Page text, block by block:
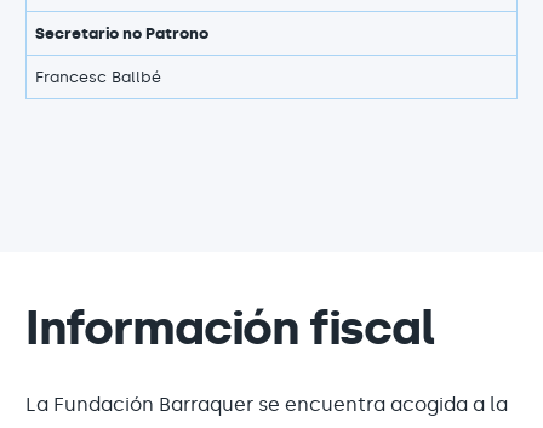
Secretario no Patrono
Francesc Ballbé
Información fiscal
La Fundación Barraquer se encuentra acogida a la